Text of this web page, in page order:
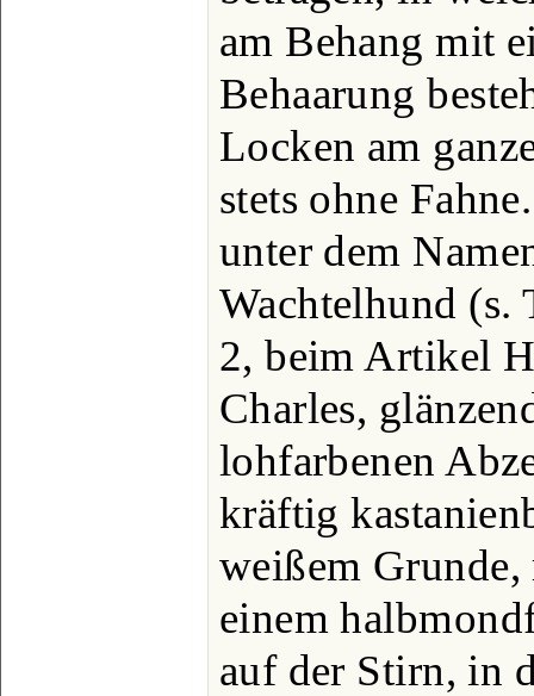
am Behang mit
Behaarung
Locken am
stets ohne
unter dem
Wachtelhund (s.
2, beim Artikel
Charles,
lohfarbenen
kräftig
weißem
einem
auf der Stirn, in